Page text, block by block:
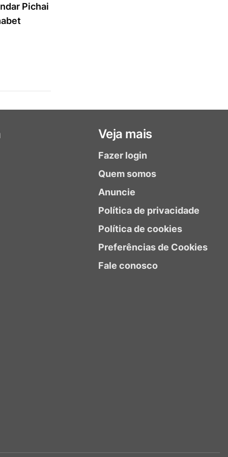
Pichai
Veja mais
Fazer login
Quem somos
Anuncie
Política de privacidade
Política de cookies
Preferências de Cookies
Fale conosco